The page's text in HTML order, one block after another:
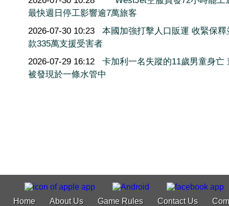
最快週日停工影響逾7萬旅客
2026-07-30 10:23
本國加強打擊人口販運 收緊保釋
款335萬支援受害者
2026-07-29 16:12
卡加利一名失蹤的11歲男童身亡
被發現於一條水管中
Home About Us Game Rules Contact Us